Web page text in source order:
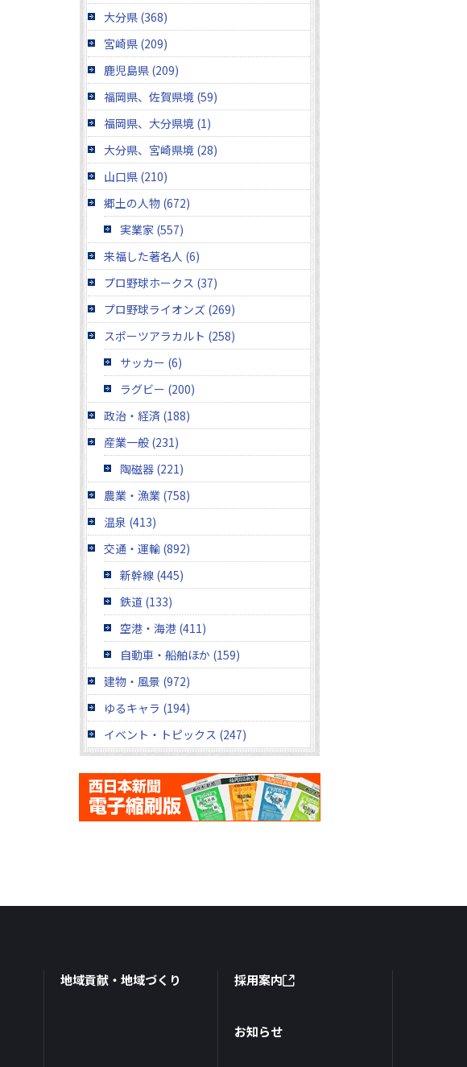
大分県 (368)
宮崎県 (209)
鹿児島県 (209)
福岡県、佐賀県境 (59)
福岡県、大分県境 (1)
大分県、宮崎県境 (28)
山口県 (210)
郷土の人物 (672)
実業家 (557)
来福した著名人 (6)
プロ野球ホークス (37)
プロ野球ライオンズ (269)
スポーツアラカルト (258)
サッカー (6)
ラグビー (200)
政治・経済 (188)
産業一般 (231)
陶磁器 (221)
農業・漁業 (758)
温泉 (413)
交通・運輸 (892)
新幹線 (445)
鉄道 (133)
空港・海港 (411)
自動車・船舶ほか (159)
建物・風景 (972)
ゆるキャラ (194)
イベント・トピックス (247)
地域貢献・地域づくり 採用案内
お知らせ